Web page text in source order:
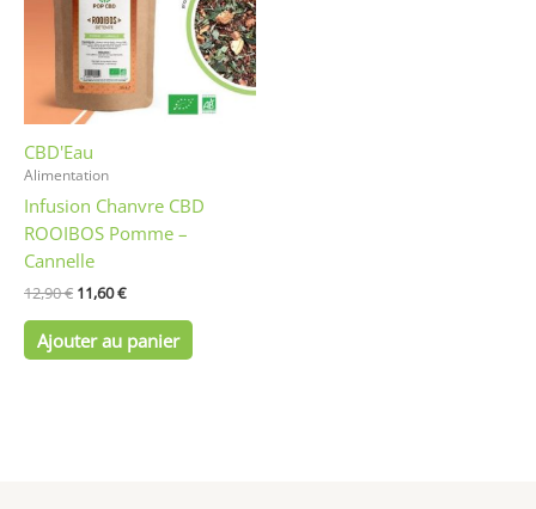
CBD'Eau
Alimentation
Infusion Chanvre CBD
ROOIBOS Pomme –
Cannelle
12,90€ 11,60€
Ajouter au panier